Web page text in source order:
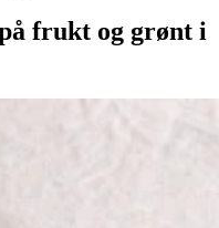
frukt og grønt i